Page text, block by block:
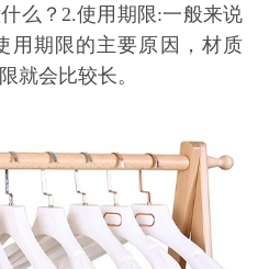
么？2.使用期限:一般来说
用期限的主要原因，材质
就会比较长。